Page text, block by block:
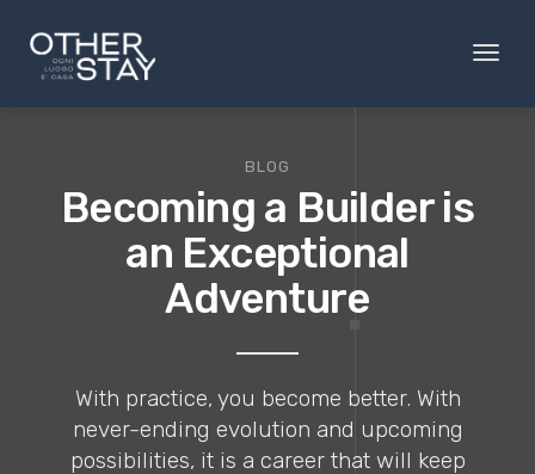
Toggle
BLOG
Becoming a Builder is
an Exceptional
Adventure
With practice, you become better. With
never-ending evolution and upcoming
possibilities, it is a career that will keep